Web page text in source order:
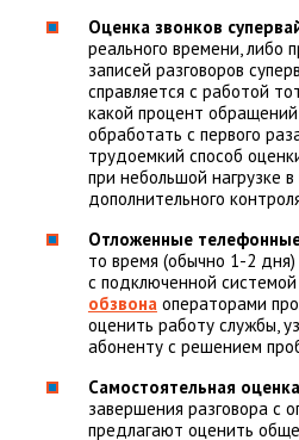
Оценка звонков
реального времени, либо
записей разговоров
справляется с работой
какой процент
обработать с первого
трудоемкий способ
при небольшой нагрузке в
дополнительного
Отложенные
то время (обычно 1-2
с подключенной
обзвонаоператорами
оценить работу службы,
абоненту с решением
Самостоятельная
завершения разговора с
предлагают оценить